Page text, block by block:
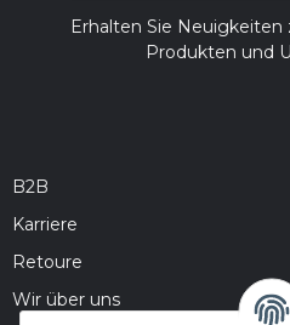
Erhalten Sie
Produkten und
B2B
Karriere
Retoure
Wir über uns